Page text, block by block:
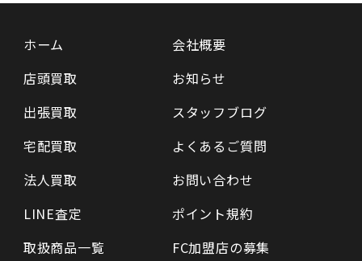
ホーム
店頭買取
出張買取
宅配買取
法人買取
LINE査定
取扱商品一覧
会社概要
お知らせ
スタッフブログ
よくあるご質問
お問い合わせ
ポイント規約
FC加盟店の募集